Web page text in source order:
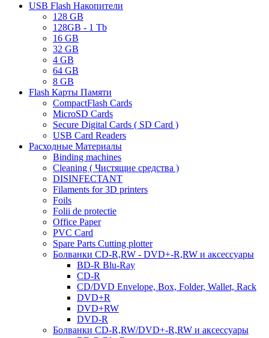
USB Flash Накопители
128 GB
128GB - 1 Tb
16 GB
32 GB
4 GB
64 GB
8 GB
Flash Карты Памяти
CompactFlash Cards
MicroSD Cards
Secure Digital Cards ( SD Card )
USB Card Readers
Расходные Материалы
Binding machines
Cleaning ( Чистящие средства )
DISINFECTANT
Filaments for 3D printers
Foils
Folii de protectie
Office Paper
PVC Card
Spare Parts Cutting plotter
Болванки CD-R,RW - DVD+-R,RW и аксессуары
BD-R Blu-Ray
CD-R
CD/DVD Envelope, Box, Folder, Wallet, Rack
DVD+R
DVD+RW
DVD-R
Болванки CD-R,RW/DVD+-R,RW и аксессуары